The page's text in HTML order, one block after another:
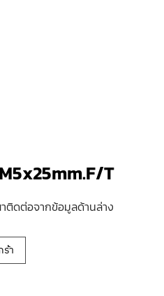
T
ติดต่อจากข้อมูลด้านล่าง
ร้า